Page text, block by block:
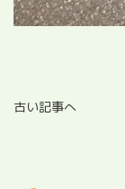
古い記事へ